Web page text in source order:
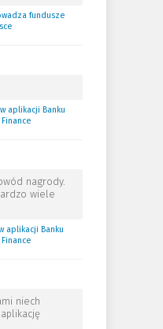
fundusze
aplikacji Banku
nagrody.
wiele
aplikacji Banku
niech